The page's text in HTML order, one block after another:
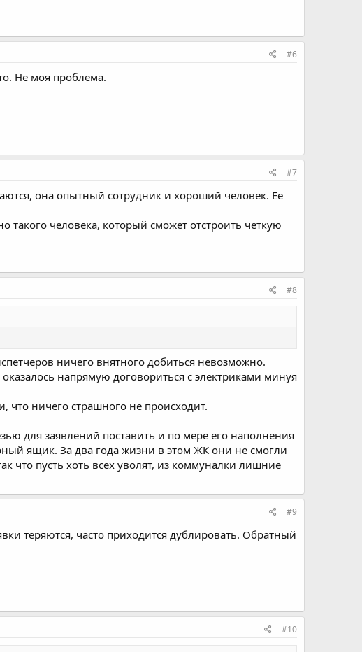
#6
Не моя проблема.
#7
она опытный сотрудник и хороший человек. Ее
такого человека, который сможет отстроить четкую
#8
ничего внятного добиться невозможно.
напрямую договориться с электриками минуя
что ничего страшного не происходит.
для заявлений поставить и по мере его наполнения
ящик. За два года жизни в этом ЖК они не смогли
что пусть хоть всех уволят, из коммуналки лишние
#9
теряются, часто приходится дублировать. Обратный
#10